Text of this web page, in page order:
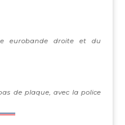
eurobande droite et du
de plaque, avec la police